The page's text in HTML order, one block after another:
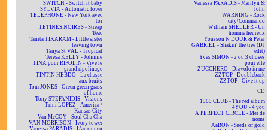
SWITCH - Switch it baby
SYLVIA - Automatic lover
TÉLÉPHONE - New York avec
toi
TÉTINES NOIRES - Streap
Teac
Tanita TIKARAM - Little sister
leaving town
Tanya St VAL - Tropical
Teresa KELLY - Johnnie
TINA pour RIPOLIN - Vive le
grand ripolinage
TINTIN HEBDO - La chasse
aux bruits
Tom JONES - Green green grass
of home
Tony STEFANIDIS - Visions
Trini LOPEZ - America /
Kansas City
Van McCOY - Soul Cha Cha
VAN MORRISON - Ivory tower
Vanessa PARADIS - L'amour en
Vanessa PARADIS - Marilyn &
John
WARNING - Rock
city/Commando
William SHELLER - Un
homme heureux
Youssou N'DOUR & Peter
GABRIEL - Shakin' the tree (DJ
edit)
Yves SIMON - 2 ou 3 choses
pour elle
ZUCCHERO - Diavolo in me
ZZTOP - Doubleback
ZZTOP - Give it up
CD
1969 CLUB - The red album
4YOU - 4 you
A PERFECT CIRCLE - Mer de
noms
AaRON - Seeds of gold